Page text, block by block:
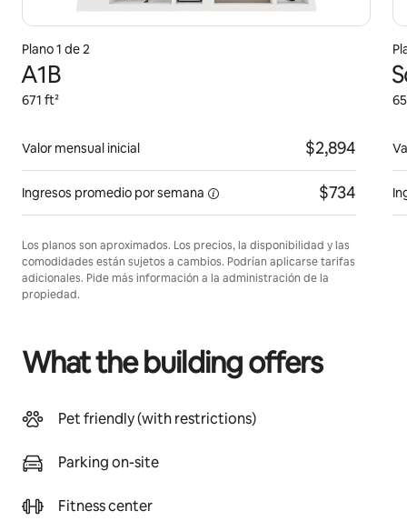
Plano 1 de 2
A1B
671 ft²
Valor mensual inicial $2,894
Ingresos promedio por semana $734
Los planos son aproximados. Los precios, la disponibilidad y las
comodidades están sujetos a cambios. Podrían aplicarse tarifas
adicionales. Pide más información a la administración de la
propiedad.
What the building offers
Pet friendly (with restrictions)
Parking on-site
Fitness center